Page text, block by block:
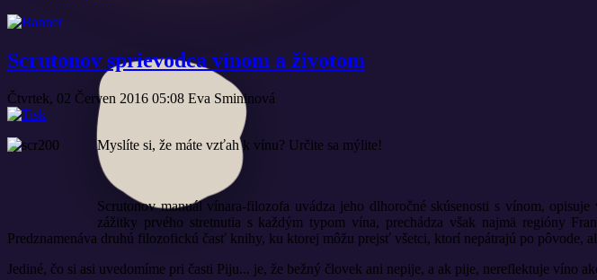
Scrutonov sprievodca vínom a životom
Čtvrtek, 02 Červen 2016 05:08 Eva Smininová
Myslíte si, že máte vzťah k vínu? Určite sa mýlite!
Scrutonov manuál vínara-filozofa uvádza jeho dlhoročné skúsenosti s vínom,
zážitky prvého stretnutia s každým typom vína, prechádza však najmä regióny
Predznamenáva druhú filozofickú časť knihy, ku ktorej môžu prejsť všetci, ktorí nepátrajú po pôvode,
Jediné, čo si asi uvedomíme pri časti Piju... je, že bežný človek ani nepije, a ak pije, nereflektuje víno